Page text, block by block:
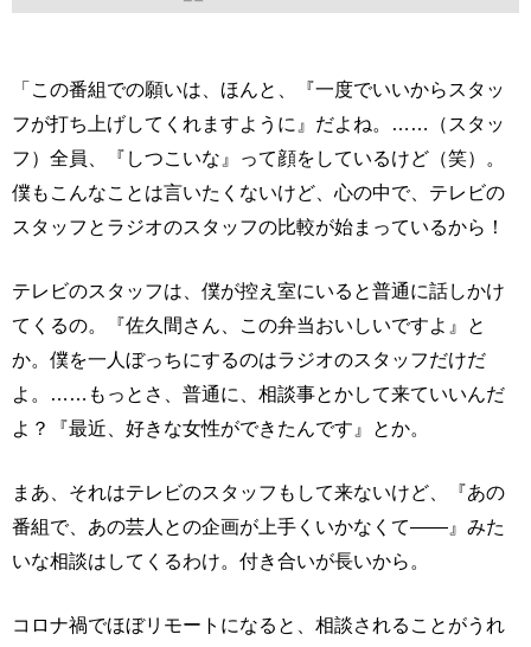
「この番組での願いは、ほんと、『一度でいいからスタッ
フが打ち上げしてくれますように』だよね。……（スタッ
フ）全員、『しつこいな』って顔をしているけど（笑）。
僕もこんなことは言いたくないけど、心の中で、テレビの
スタッフとラジオのスタッフの比較が始まっているから！
テレビのスタッフは、僕が控え室にいると普通に話しかけ
てくるの。『佐久間さん、この弁当おいしいですよ』と
か。僕を一人ぼっちにするのはラジオのスタッフだけだ
よ。……もっとさ、普通に、相談事とかして来ていいんだ
よ？『最近、好きな女性ができたんです』とか。
まあ、それはテレビのスタッフもして来ないけど、『あの
番組で、あの芸人との企画が上手くいかなくて――』みた
いな相談はしてくるわけ。付き合いが長いから。
コロナ禍でほぼリモートになると、相談されることがうれ